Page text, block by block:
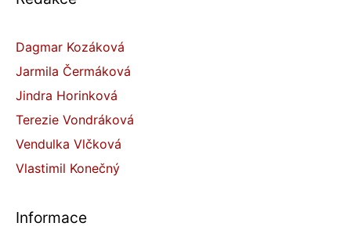
Dagmar Kozáková
Jarmila Čermáková
Jindra Horinková
Terezie Vondráková
Vendulka Vlčková
Vlastimil Konečný
Informace